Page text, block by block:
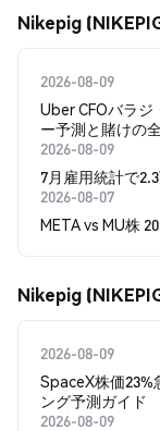
Nikepig
2026-08-09
Uber CFOバラ
ー予測と賭けの
2026-08-09
7月雇用統計で
2026-08-07
META vs MU株
Nikepig
2026-08-09
SpaceX株価23%
ング予測ガイド
2026-08-09